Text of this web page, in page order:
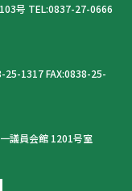
号 TEL:0837-27-0666
25-1317 FAX:0838-25-
議員会館 1201号室